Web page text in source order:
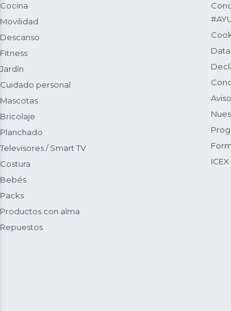
Cocina
Movilidad
Descanso
Fitness
Jardín
Cuidado personal
Mascotas
Bricolaje
Planchado
Televisores / Smart TV
Costura
Bebés
Packs
Productos con alma
Repuestos